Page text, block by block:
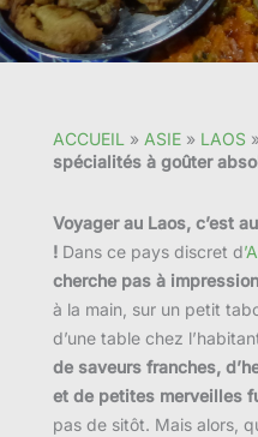
ACCUEIL » ASIE » LAOS
spécialités à goûter
Voyager au Laos, c’est
! Dans ce pays discret d
cherche pas à
à la main, sur un petit
d’une table chez
de saveurs franches,
et de petites merveilles
pas de sitôt. Mais alors,